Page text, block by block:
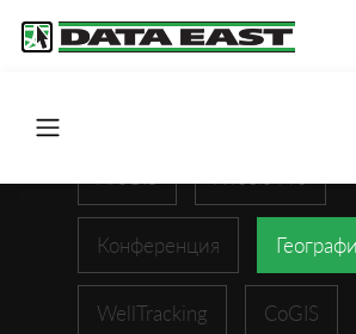
Конференция
WellTracking CoGIS